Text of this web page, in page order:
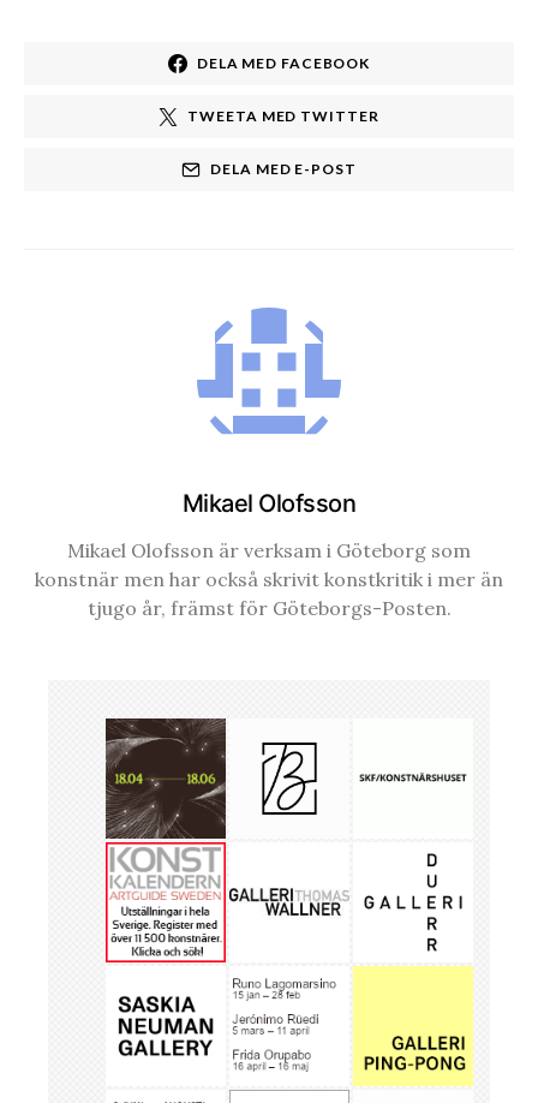
DELA MED FACEBOOK
TWEETA MED TWITTER
DELA MED E-POST
Mikael Olofsson
Mikael Olofsson är verksam i Göteborg som
konstnär men har också skrivit konstkritik i mer än
tjugo år, främst för Göteborgs-Posten.